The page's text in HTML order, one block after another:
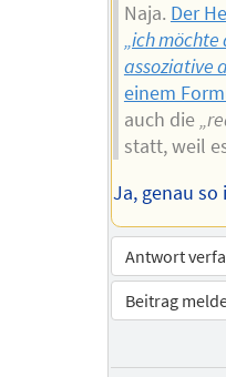
Naja. Der
„ich
assoziative
einem
auch die
statt, weil
Ja, genau so
Antwort
Beitrag